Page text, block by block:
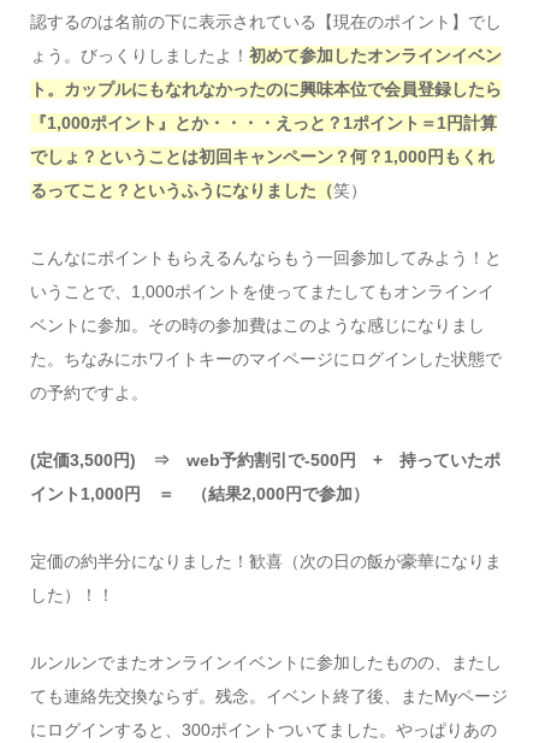
認するのは名前の下に表示されている【現在のポイント】でし
ょう。びっくりしましたよ！ 初めて参加したオンラインイベン
ト。カップルにもなれなかったのに興味本位で会員登録したら
『1,000ポイント』とか・・・・えっと？1ポイント＝1円計算
でしょ？ということは初回キャンペーン？何？1,000円もくれ
るってこと？というふうになりました（笑）
こんなにポイントもらえるんならもう一回参加してみよう！と
いうことで、1,000ポイントを使ってまたしてもオンラインイ
ベントに参加。その時の参加費はこのような感じになりまし
た。ちなみにホワイトキーのマイページにログインした状態で
の予約ですよ。
(定価3,500円) ⇒ web予約割引で-500円 + 持っていたポ
イント1,000円 ＝ （結果2,000円で参加）
定価の約半分になりました！歓喜（次の日の飯が豪華になりま
した）！！
ルンルンでまたオンラインイベントに参加したものの、またし
ても連絡先交換ならず。残念。イベント終了後、またMyページ
にログインすると、300ポイントついてました。やっぱりあの